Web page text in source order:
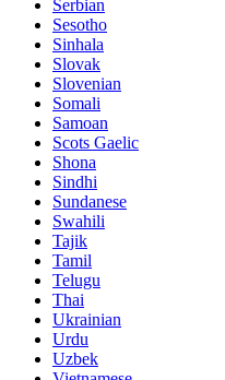
Serbian
Sesotho
Sinhala
Slovak
Slovenian
Somali
Samoan
Scots Gaelic
Shona
Sindhi
Sundanese
Swahili
Tajik
Tamil
Telugu
Thai
Ukrainian
Urdu
Uzbek